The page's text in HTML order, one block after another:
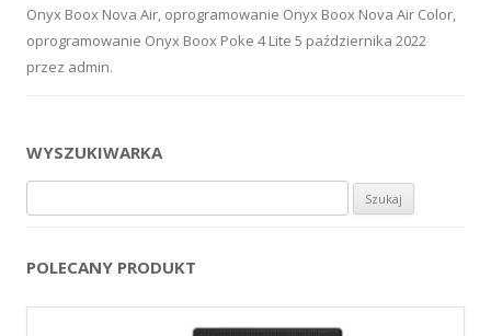
Onyx Boox Nova Air, oprogramowanie Onyx Boox Nova Air Color,
oprogramowanie Onyx Boox Poke 4 Lite 5 października 2022
przez admin.
WYSZUKIWARKA
POLECANY PRODUKT